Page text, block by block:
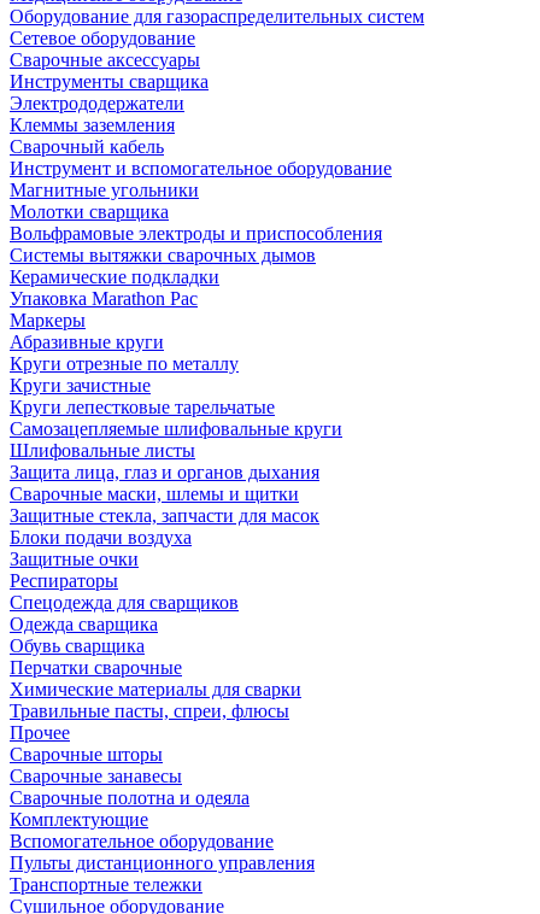
Оборудование для газораспределительных систем
Сетевое оборудование
Сварочные аксессуары
Инструменты сварщика
Электрододержатели
Клеммы заземления
Сварочный кабель
Инструмент и вспомогательное оборудование
Магнитные угольники
Молотки сварщика
Вольфрамовые электроды и приспособления
Системы вытяжки сварочных дымов
Керамические подкладки
Упаковка Marathon Pac
Маркеры
Абразивные круги
Круги отрезные по металлу
Круги зачистные
Круги лепестковые тарельчатые
Самозацепляемые шлифовальные круги
Шлифовальные листы
Защита лица, глаз и органов дыхания
Сварочные маски, шлемы и щитки
Защитные стекла, запчасти для масок
Блоки подачи воздуха
Защитные очки
Респираторы
Спецодежда для сварщиков
Одежда сварщика
Обувь сварщика
Перчатки сварочные
Химические материалы для сварки
Травильные пасты, спреи, флюсы
Прочее
Сварочные шторы
Сварочные занавесы
Сварочные полотна и одеяла
Комплектующие
Вспомогательное оборудование
Пульты дистанционного управления
Транспортные тележки
Сушильное оборудование